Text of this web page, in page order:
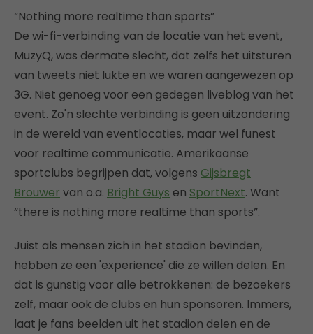
“Nothing more realtime than sports”
De wi-fi-verbinding van de locatie van het event,
MuzyQ, was dermate slecht, dat zelfs het uitsturen
van tweets niet lukte en we waren aangewezen op
3G. Niet genoeg voor een gedegen liveblog van het
event. Zo'n slechte verbinding is geen uitzondering
in de wereld van eventlocaties, maar wel funest
voor realtime communicatie. Amerikaanse
sportclubs begrijpen dat, volgens Gijsbregt
Brouwer van o.a. Bright Guys en SportNext. Want
“there is nothing more realtime than sports”.
Juist als mensen zich in het stadion bevinden,
hebben ze een 'experience' die ze willen delen. En
dat is gunstig voor alle betrokkenen: de bezoekers
zelf, maar ook de clubs en hun sponsoren. Immers,
laat je fans beelden uit het stadion delen en de